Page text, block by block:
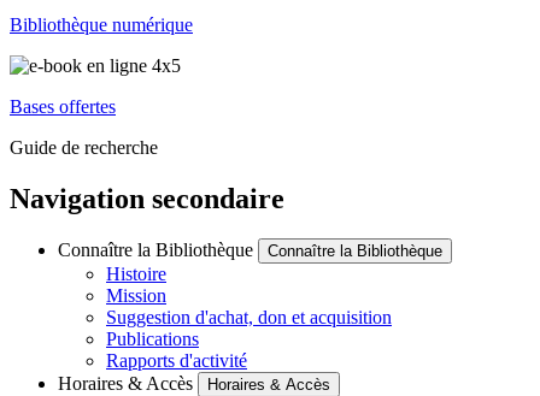
Bibliothèque numérique
Bases offertes
Guide de recherche
Navigation secondaire
Connaître la Bibliothèque Connaître la Bibliothèque
Histoire
Mission
Suggestion d'achat, don et acquisition
Publications
Rapports d'activité
Horaires & Accès
Horaires & Accès